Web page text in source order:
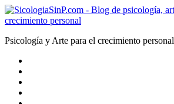
Psicología y Arte para el crecimiento personal